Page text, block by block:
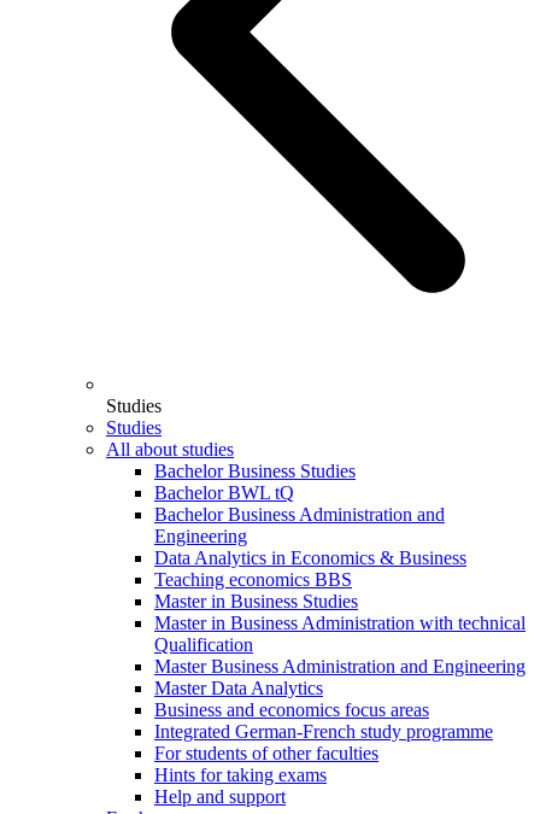
Studies
Studies
All about studies
Bachelor Business Studies
Bachelor BWL tQ
Bachelor Business Administration and
Engineering
Data Analytics in Economics & Business
Teaching economics BBS
Master in Business Studies
Master in Business Administration with technical
Qualification
Master Business Administration and Engineering
Master Data Analytics
Business and economics focus areas
Integrated German-French study programme
For students of other faculties
Hints for taking exams
Help and support